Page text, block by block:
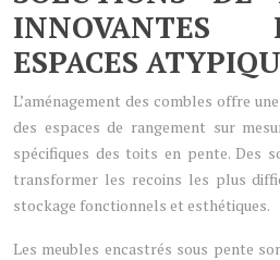
INNOVANTES
ESPACES
L’aménagement des combles offre
des espaces de rangement sur
spécifiques des toits en pente. Des
transformer les recoins les plus
stockage fonctionnels et esthétiques.
Les meubles encastrés sous pente